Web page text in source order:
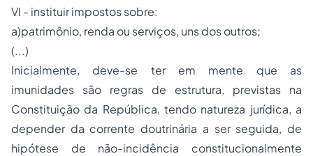
VI - instituir impostos sobre:
a)patrimônio, renda ou serviços, uns dos outros;
(...)
Inicialmente, deve-se ter em mente que as
imunidades são regras de estrutura, previstas na
Constituição da República, tendo natureza jurídica, a
depender da corrente doutrinária a ser seguida, de
hipótese de não-incidência constitucionalmente